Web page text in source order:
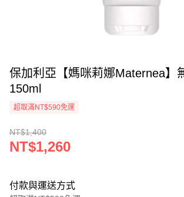
保加利亞【媽咪莉娜Maternea】
150ml
超取滿NT$590免運
NT$1,400
NT$1,260
付款與運送方式